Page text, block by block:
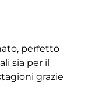
perfetto
sia per il
grazie